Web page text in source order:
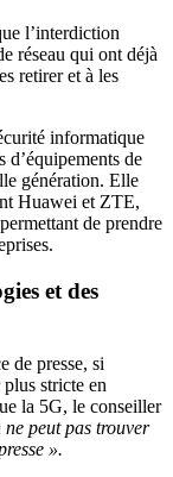
l’interdiction
réseau qui ont déjà
retirer et à les
informatique
d’équipements de
génération. Elle
Huawei et ZTE,
de prendre
et des
de presse, si
stricte en
la 5G, le conseiller
ne peut pas trouver
».